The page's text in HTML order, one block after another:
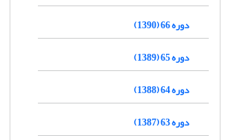
دوره 66 (1390)
دوره 65 (1389)
دوره 64 (1388)
دوره 63 (1387)